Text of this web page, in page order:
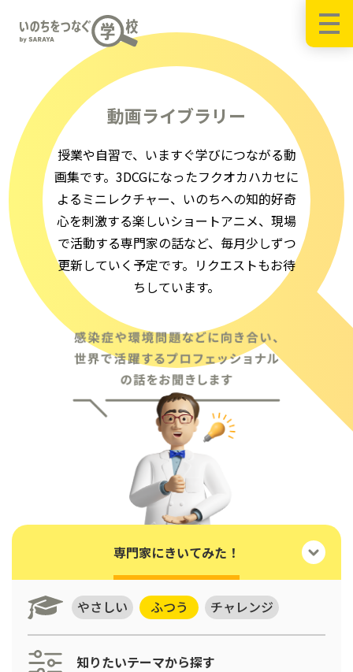
動画ライブラリー
授業や自習で、いますぐ学びにつながる動
画集です。3DCGになったフクオカハカセに
よるミニレクチャー、いのちへの知的好奇
心を刺激する楽しいショートアニメ、現場
で活動する専門家の話など、毎月少しずつ
更新していく予定です。リクエストもお待
ちしています。
専門家にきいてみた！
知りたいテーマから探す
やさしい ふつう チャレンジ